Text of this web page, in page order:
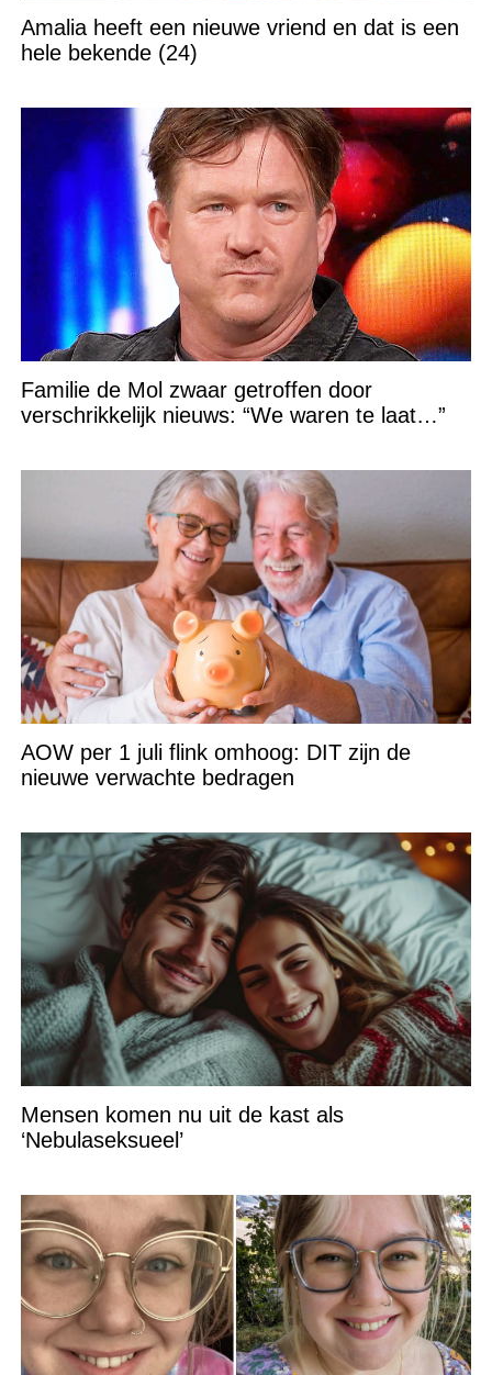
Amalia heeft een nieuwe vriend en dat is een
hele bekende (24)
Familie de Mol zwaar getroffen door
verschrikkelijk nieuws: “We waren te laat…”
AOW per 1 juli flink omhoog: DIT zijn de
nieuwe verwachte bedragen
Mensen komen nu uit de kast als
‘Nebulaseksueel’